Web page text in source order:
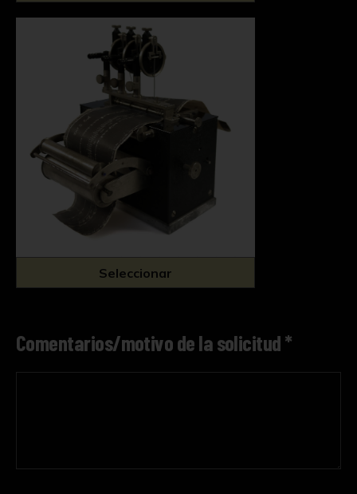
Seleccionar
Comentarios/motivo de la solicitud *